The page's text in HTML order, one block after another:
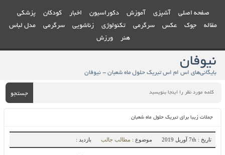
صفحه اصلی آشپزی آموزش دکوراسیون اخبار کودکان
پزشکی
مقاله
جوک عکس سرگرمی تکنولوژی زناشویی سرگرمی
مدل لباس
هنر
ورزش
نیوفان
بایگانی‌های اس ام اس تبریک حلول ماه شعبان - نیوفان
جستجو
جملات زیبا برای تبریک حلول ماه شعبان
تاریخ : 7th آوریل 2019 موضوع : مطالب جالب بازدید :